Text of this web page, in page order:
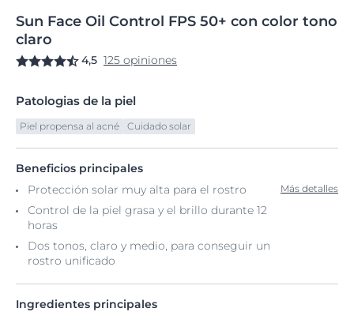
Sun Face Oil Control FPS 50+ con color tono
claro
4,5 125 opiniones
Patologias de la piel
Piel propensa al acné Cuidado solar
Beneficios principales
Protección solar muy alta para el rostro
Control de la piel grasa y el brillo durante 12
horas
Dos tonos, claro y medio, para conseguir un
rostro unificado
Más detalles
Ingredientes principales